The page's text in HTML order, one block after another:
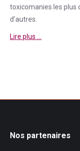
toxicomanies les plus
d’autres.
Lire plus …
Nos partenaires